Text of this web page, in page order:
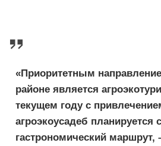
«Приоритетным
районе является
текущем году с
агроэкоусадеб планируется
гастрономический маршрут,